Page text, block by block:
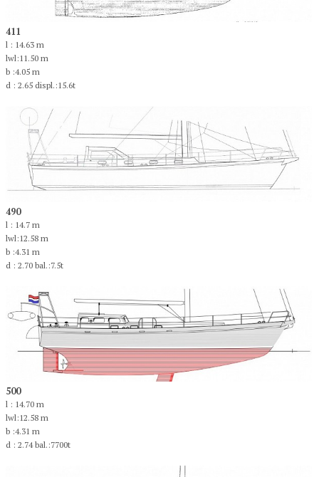
411
l : 14.63 m
lwl:11.50 m
b :4.05 m
d : 2.65 displ.:15.6t
490
l : 14.7 m
lwl:12.58 m
b :4.31 m
d : 2.70 bal.:7.5t
500
l : 14.70 m
lwl:12.58 m
b :4.31 m
d : 2.74 bal.:7700t